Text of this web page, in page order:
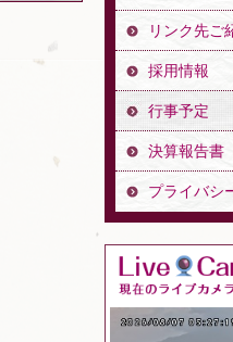
リンク先ご
採用情報
行事予定
決算報告書
プライバシ